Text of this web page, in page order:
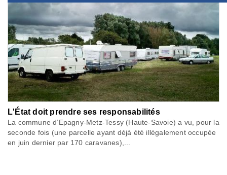
L'État doit prendre ses responsabilités
La commune d’Epagny-Metz-Tessy (Haute-Savoie) a vu, pour la
seconde fois (une parcelle ayant déjà été illégalement occupée
en juin dernier par 170 caravanes),...